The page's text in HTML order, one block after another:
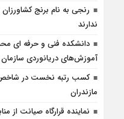
رنجی به نام برنج
ندارند
دانشکده فنی و حرفه ای
آموزش‌های دریانوردی سازمان
کسب رتبه نخست در شاخص
مازندران
نماینده قرارگاه صیانت از